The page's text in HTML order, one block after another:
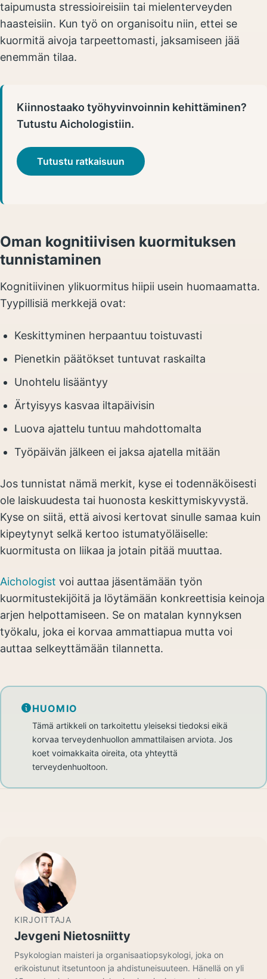
taipumusta stressioireisiin tai mielenterveyden
haasteisiin. Kun työ on organisoitu niin, ettei se
kuormitä aivoja tarpeettomasti, jaksamiseen jää
enemmän tilaa.
Kiinnostaako työhyvinvoinnin kehittäminen?
Tutustu Aichologistiin.
Tutustu ratkaisuun
Oman kognitiivisen kuormituksen
tunnistaminen
Kognitiivinen ylikuormitus hiipii usein huomaamatta.
Tyypillisiä merkkejä ovat:
Keskittyminen herpaantuu toistuvasti
Pienetkin päätökset tuntuvat raskailta
Unohtelu lisääntyy
Ärtyisyys kasvaa iltapäivisin
Luova ajattelu tuntuu mahdottomalta
Työpäivän jälkeen ei jaksa ajatella mitään
Jos tunnistat nämä merkit, kyse ei todennäköisesti
ole laiskuudesta tai huonosta keskittymiskyvystä.
Kyse on siitä, että aivosi kertovat sinulle samaa kuin
kipeytynyt selkä kertoo istumatyöläiselle:
kuormitusta on liikaa ja jotain pitää muuttaa.
Aichologist voi auttaa jäsentämään työn
kuormitustekijöitä ja löytämään konkreettisia keinoja
arjen helpottamiseen. Se on matalan kynnyksen
työkalu, joka ei korvaa ammattiapua mutta voi
auttaa selkeyttämään tilannetta.
HUOMIO
Tämä artikkeli on tarkoitettu yleiseksi tiedoksi eikä
korvaa terveydenhuollon ammattilaisen arviota. Jos
koet voimakkaita oireita, ota yhteyttä
terveydenhuoltoon.
KIRJOITTAJA
Jevgeni Nietosniitty
Psykologian maisteri ja organisaatiopsykologi, joka on
erikoistunut itsetuntoon ja ahdistuneisuuteen. Hänellä on yli